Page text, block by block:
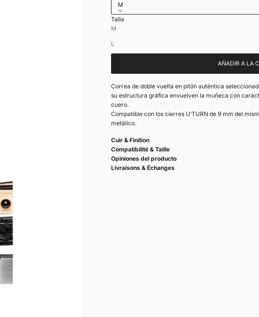
M
Talla
M
L
AÑADIR A LA
Correa de doble vuelta en pitón auténtica
su estructura gráfica envuelven la muñeca con
cuero.
Compatible con los cierres U’TURN de 9 mm del
metálico.
Cuir & Finition
Compatibilité & Taille
Opiniones del producto
Livraisons & Échanges